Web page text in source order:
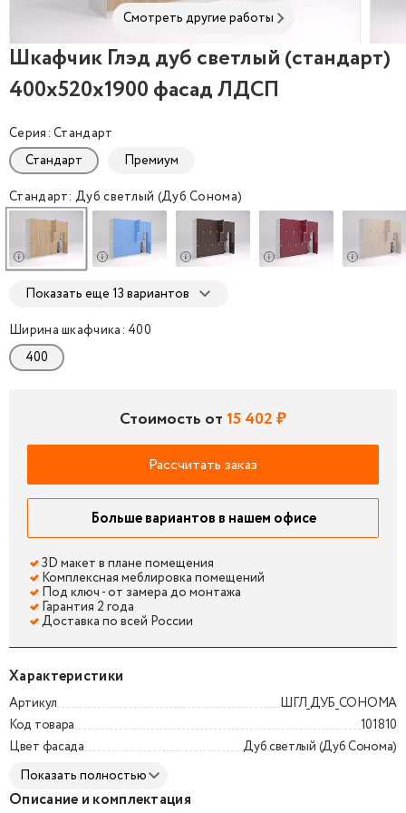
Шкафчик Глэд дуб светлый (стандарт)
Смотреть другие работы
Шкафчик Глэд дуб светлый (стандарт)
400x520x1900 фасад ЛДСП
Стоимость от15 402 ₽
Рассчитать заказ
Больше вариантов в нашем офисе
3D макет в плане помещения
Комплексная меблировка помещений
Под ключ - от замера до монтажа
Гарантия 2 года
Доставка по всей России
Серия: Стандарт
Стандарт
Премиум
Стандарт: Дуб светлый (Дуб Сонома)
Показать еще 13 вариантов
Ширина шкафчика: 400
400
Характеристики
Артикул
ШГЛ_ДУБ_СОНОМА
Код товара
101810
Цвет фасада
Дуб светлый (Дуб Сонома)
Показать полностью
Описание и комплектация